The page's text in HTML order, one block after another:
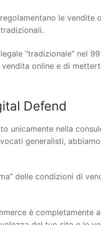
le vendite
“tradizionale” nel
online e di
Defend
unicamente nella
generalisti,
delle condizioni di
è completamente